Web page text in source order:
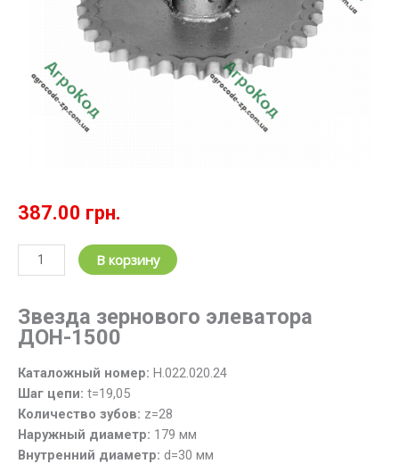
387.00 грн.
Количество
товара
вала
зернового
Н.022.020.24
(z=28;
t=19.05)
ДОН-1500
В корзину
Звезда зернового элеватора
ДОН-1500
Каталожный номер: Н.022.020.24
Шаг цепи: t=19,05
Количество зубов: z=28
Наружный диаметр: 179 мм
Внутренний диаметр: d=30 мм